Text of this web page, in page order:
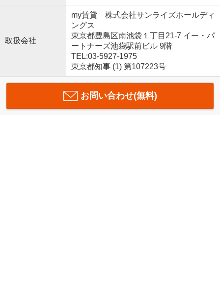
取扱会社
my賃貸 株式会社サンライズホールディ
ングス
東京都豊島区南池袋１丁目21-7 イー・パ
ートナーズ池袋駅前ビル 9階
TEL:03-5927-1975
東京都知事 (1) 第107223号
お問い合わせ(無料)